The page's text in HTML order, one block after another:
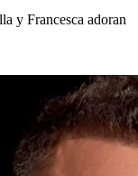
y Francesca adoran